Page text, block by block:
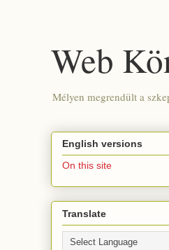
Web
Mélyen megrendült a
English versions
On this site
Translate